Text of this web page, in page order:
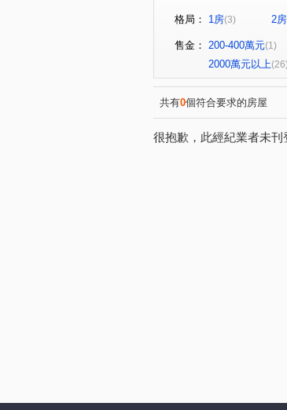
典藏四季
太平洋水鄉國際
思源路(1) 富山
新北大道三段(2)
幸福路(2)
美村南路(1)
昌明街(1) 頭
格局： 1房(3) 2房
售金： 200-400萬元(1)
2000萬元以上(26)
共有0個符合要求的房屋
很抱歉，此經紀業者未刊